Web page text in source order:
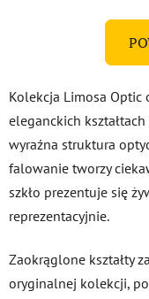
Kolekcja Limosa Optic
eleganckich
wyraźna struktura
falowanie tworzy
szkło prezentuje się
reprezentacyjnie.
Zaokrąglone kształty
oryginalnej kolekcji,